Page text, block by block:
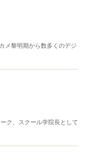
メ黎明期から数多くのデジ
ク、スクール学院長として